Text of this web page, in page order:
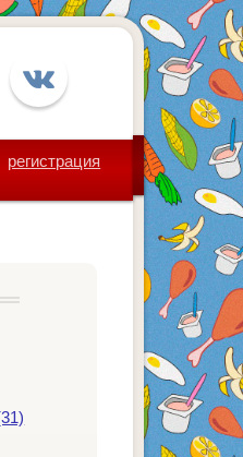
регистрация